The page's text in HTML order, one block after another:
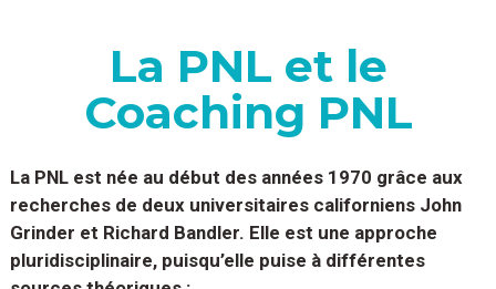
La PNL et le
Coaching PNL
La PNL est née au début des années 1970 grâce aux
recherches de deux universitaires californiens John
Grinder et Richard Bandler. Elle est une approche
pluridisciplinaire, puisqu’elle puise à différentes